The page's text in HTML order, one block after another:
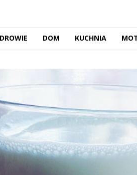
DOM KUCHNIA